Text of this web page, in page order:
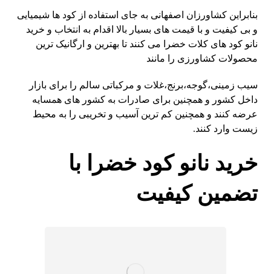
بنابراین کشاورزان اصفهانی به جای استفاده از کود ها شیمیایی
و بی کیفیت و با قیمت های بسیار بالا اقدام به انتخاب و خرید
نانو کود های کلات خضرا می کنند تا بهترین و ارگانیک ترین
محصولات کشاورزی را مانند
سیب زمینی،گوجه،برنج،غلات و مرکباتی سالم را برای بازار
داخل کشور و همچنین برای صادرات به کشور های همسایه
عرضه کنند و همچنین کم ترین آسیب و تخریبی را به محیط
زیست وارد کنند.
خرید نانو کود خضرا با
تضمین کیفیت